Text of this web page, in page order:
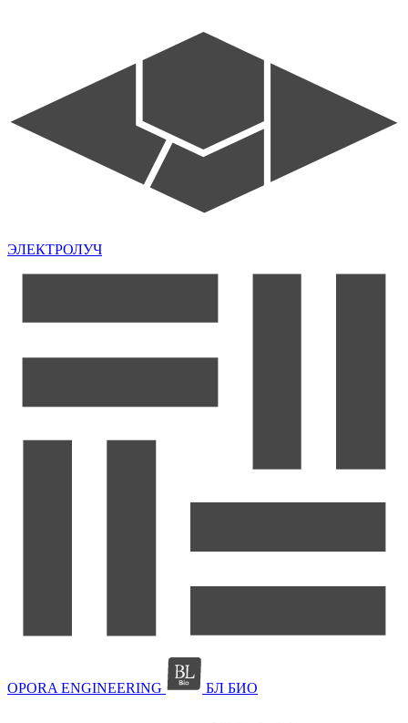
ЭЛЕКТРОЛУЧ
OPORA ENGINEERING БЛ БИО